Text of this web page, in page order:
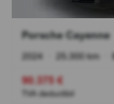
Porsche Cayenne
2024 25.300 km
90.375 €
TVA deductibil